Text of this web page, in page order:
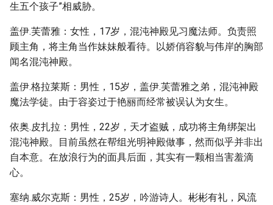
生五个孩子”相威胁。
盖伊.芙蕾雅：女性，17岁，混沌神殿见习魔法师。负责照
顾主角，将主角当作妹妹般看待。以娇俏容貌与伟岸的胸部
闻名混沌神殿。
盖伊.格拉莱斯：男性，15岁，盖伊.芙蕾雅之弟，混沌神殿
魔法学徒。由于容姿过于艳丽而经常被误认为女生。
依奥.皮扎拉：男性，22岁，天才盗贼，成功将主角绑架出
混沌神殿。目前虽然在帮组光明神殿做事，然而似乎并非出
自本意。在放浪行为的面具后面，其实有一颗相当害羞滴
心。
塞纳.威尔克斯：男性，25岁，吟游诗人。彬彬有礼，风流